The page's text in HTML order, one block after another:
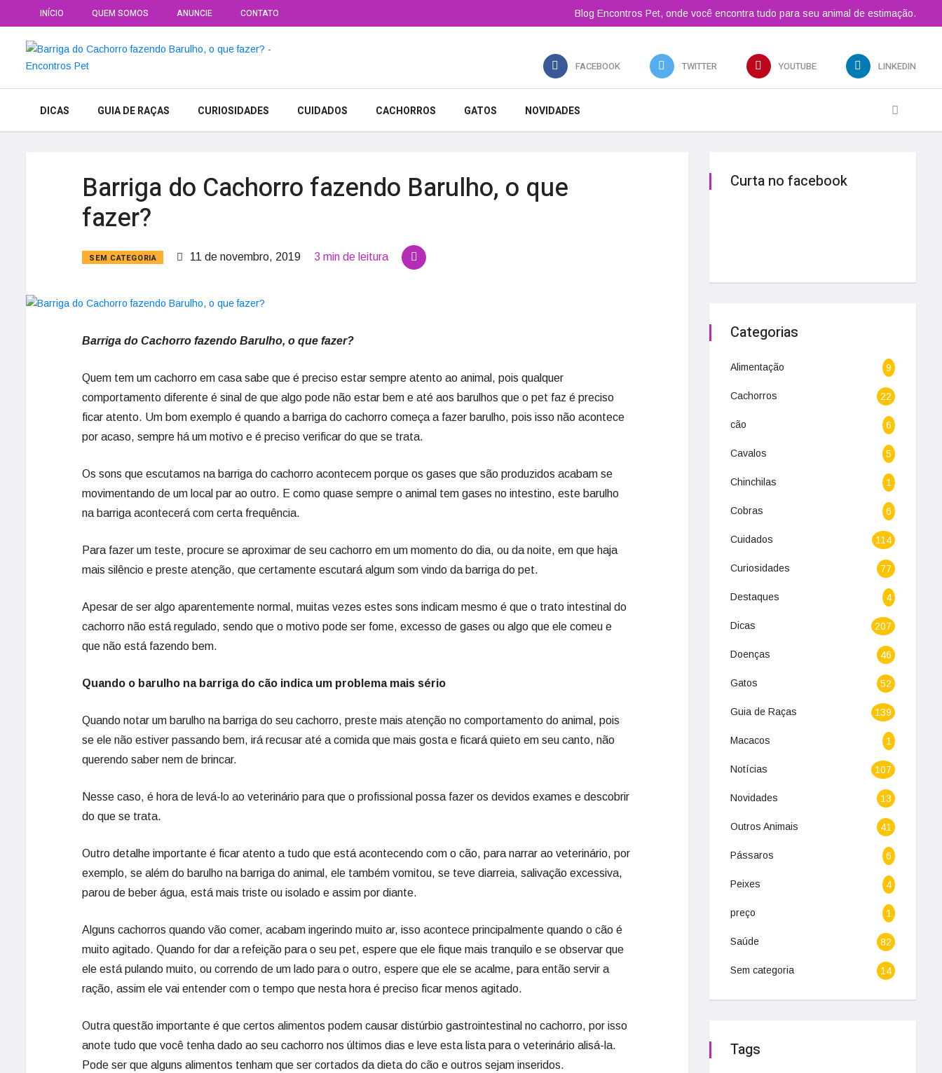
INÍCIO QUEM SOMOS ANUNCIE CONTATO Blog Encontros Pet, onde você encontra tudo para seu animal de estimação.
FACEBOOK TWITTER YOUTUBE LINKEDIN
DICAS GUIA DE RAÇAS CURIOSIDADES CUIDADOS CACHORROS GATOS NOVIDADES
Barriga do Cachorro fazendo Barulho, o que
fazer?
SEM CATEGORIA 11 de novembro, 2019 3 min de leitura
Barriga do Cachorro fazendo Barulho, o que fazer?
Quem tem um cachorro em casa sabe que é preciso estar sempre atento ao animal, pois qualquer
comportamento diferente é sinal de que algo pode não estar bem e até aos barulhos que o pet faz é preciso
ficar atento. Um bom exemplo é quando a barriga do cachorro começa a fazer barulho, pois isso não acontece
por acaso, sempre há um motivo e é preciso verificar do que se trata.
Os sons que escutamos na barriga do cachorro acontecem porque os gases que são produzidos acabam se
movimentando de um local par ao outro. E como quase sempre o animal tem gases no intestino, este barulho
na barriga acontecerá com certa frequência.
Para fazer um teste, procure se aproximar de seu cachorro em um momento do dia, ou da noite, em que haja
mais silêncio e preste atenção, que certamente escutará algum som vindo da barriga do pet.
Apesar de ser algo aparentemente normal, muitas vezes estes sons indicam mesmo é que o trato intestinal do
cachorro não está regulado, sendo que o motivo pode ser fome, excesso de gases ou algo que ele comeu e
que não está fazendo bem.
Quando o barulho na barriga do cão indica um problema mais sério
Quando notar um barulho na barriga do seu cachorro, preste mais atenção no comportamento do animal, pois
se ele não estiver passando bem, irá recusar até a comida que mais gosta e ficará quieto em seu canto, não
querendo saber nem de brincar.
Nesse caso, é hora de levá-lo ao veterinário para que o profissional possa fazer os devidos exames e descobrir
do que se trata.
Outro detalhe importante é ficar atento a tudo que está acontecendo com o cão, para narrar ao veterinário, por
exemplo, se além do barulho na barriga do animal, ele também vomitou, se teve diarreia, salivação excessiva,
parou de beber água, está mais triste ou isolado e assim por diante.
Alguns cachorros quando vão comer, acabam ingerindo muito ar, isso acontece principalmente quando o cão é
muito agitado. Quando for dar a refeição para o seu pet, espere que ele fique mais tranquilo e se observar que
ele está pulando muito, ou correndo de um lado para o outro, espere que ele se acalme, para então servir a
ração, assim ele vai entender com o tempo que nesta hora é preciso ficar menos agitado.
Outra questão importante é que certos alimentos podem causar distúrbio gastrointestinal no cachorro, por isso
anote tudo que você tenha dado ao seu cachorro nos últimos dias e leve esta lista para o veterinário alisá-la.
Pode ser que alguns alimentos tenham que ser cortados da dieta do cão e outros sejam inseridos.
Curta no facebook
Categorias
Alimentação 9
Cachorros 22
cão 6
Cavalos 5
Chinchilas 1
Cobras 6
Cuidados 114
Curiosidades 77
Destaques 4
Dicas 207
Doenças 46
Gatos 52
Guia de Raças 139
Macacos 1
Notícias 107
Novidades 13
Outros Animais 41
Pássaros 6
Peixes 4
preço 1
Saúde 82
Sem categoria 14
Tags